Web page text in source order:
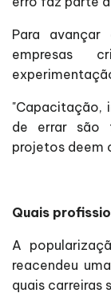
Para
empresas
"Capacitação,
de errar são
projetos deem
Quais
A
reacendeu
quais carreiras